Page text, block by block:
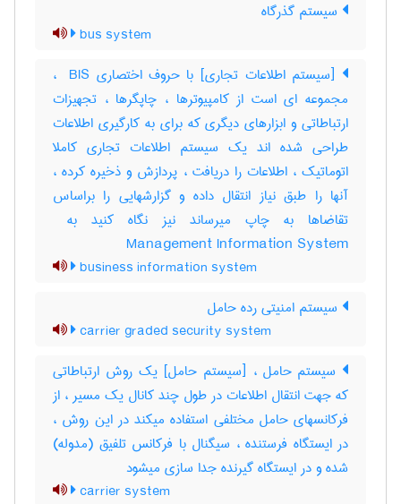
سیستم گذرگاه
bus system
[سیستم اطلاعات تجاری] با حروف اختصاری ‎ BIS ،
مجموعه ای است از کامپیوترها ، چاپگرها ، تجهیزات
ارتباطاتی و ابزارهای دیگری که برای به کارگیری اطلاعات
طراحی شده اند یک سیستم اطلاعات تجاری کاملا
اتوماتیک ، اطلاعات را دریافت ، پردازش و ذخیره کرده ،
آنها را طبق نیاز انتقال داده و گزارشهایی را براساس
Management Information System
business information system
سیستم امنیتی رده حامل
carrier graded security system
سیستم حامل ، [سیستم حامل] یک روش ارتباطاتی
که جهت انتقال اطلاعات در طول چند کانال یک مسیر ، از
فرکانسهای حامل مختلفی استفاده میکند در این روش ،
در ایستگاه فرستنده ، سیگنال با فرکانس تلفیق (مدوله)
شده و در ایستگاه گیرنده جدا سازی میشود
carrier system